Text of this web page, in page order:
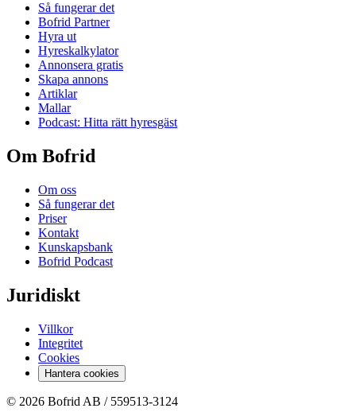
Så fungerar det
Bofrid Partner
Hyra ut
Hyreskalkylator
Annonsera gratis
Skapa annons
Artiklar
Mallar
Podcast: Hitta rätt hyresgäst
Om Bofrid
Om oss
Så fungerar det
Priser
Kontakt
Kunskapsbank
Bofrid Podcast
Juridiskt
Villkor
Integritet
Cookies
Hantera cookies
© 2026 Bofrid AB / 559513-3124